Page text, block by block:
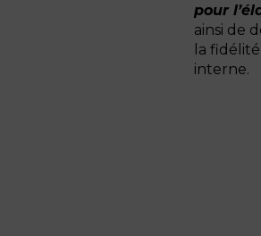
pour
ainsi de
la
interne.